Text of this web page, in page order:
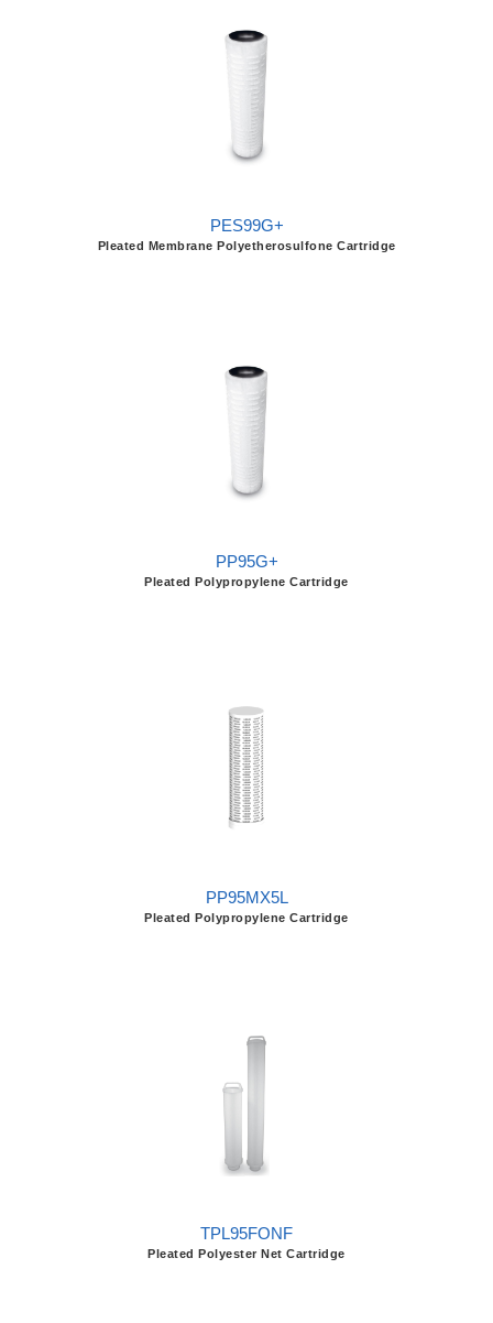
PES99G+
Pleated Membrane Polyetherosulfone Cartridge
PP95G+
Pleated Polypropylene Cartridge
PP95MX5L
Pleated Polypropylene Cartridge
TPL95FONF
Pleated Polyester Net Cartridge